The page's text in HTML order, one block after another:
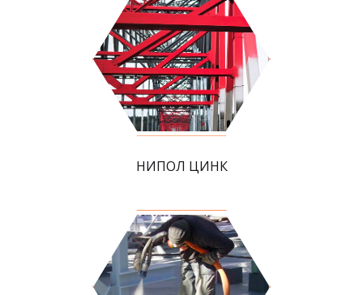
НИПОЛ ЦИНК